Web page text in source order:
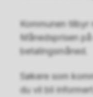
Kommunen
Månedsprisen
betalingsmåned.
Søkere som
du vil bli